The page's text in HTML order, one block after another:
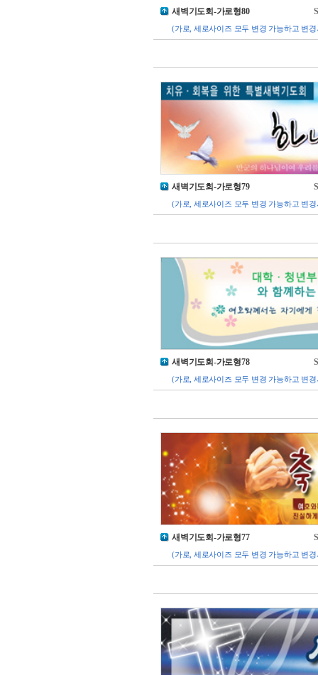
새벽기도회-가로형80
(가로, 세로사이즈 모두 변경 가능하고 변
새벽기도회-가로형79
(가로, 세로사이즈 모두 변경 가능하고 변
새벽기도회-가로형78
(가로, 세로사이즈 모두 변경 가능하고 변
새벽기도회-가로형77
(가로, 세로사이즈 모두 변경 가능하고 변